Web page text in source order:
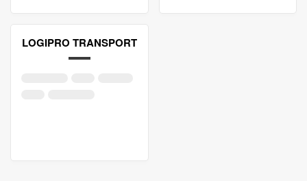
LOGIPRO TRANSPORT